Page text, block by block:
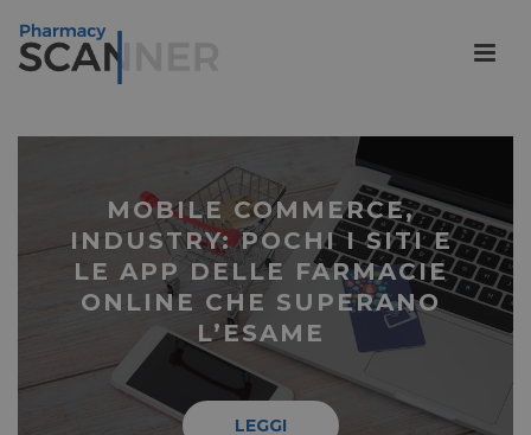
MOBILE COMMERCE,
INDUSTRY: POCHI I SITI E
LE APP DELLE FARMACIE
ONLINE CHE SUPERANO
L’ESAME
LEGGI